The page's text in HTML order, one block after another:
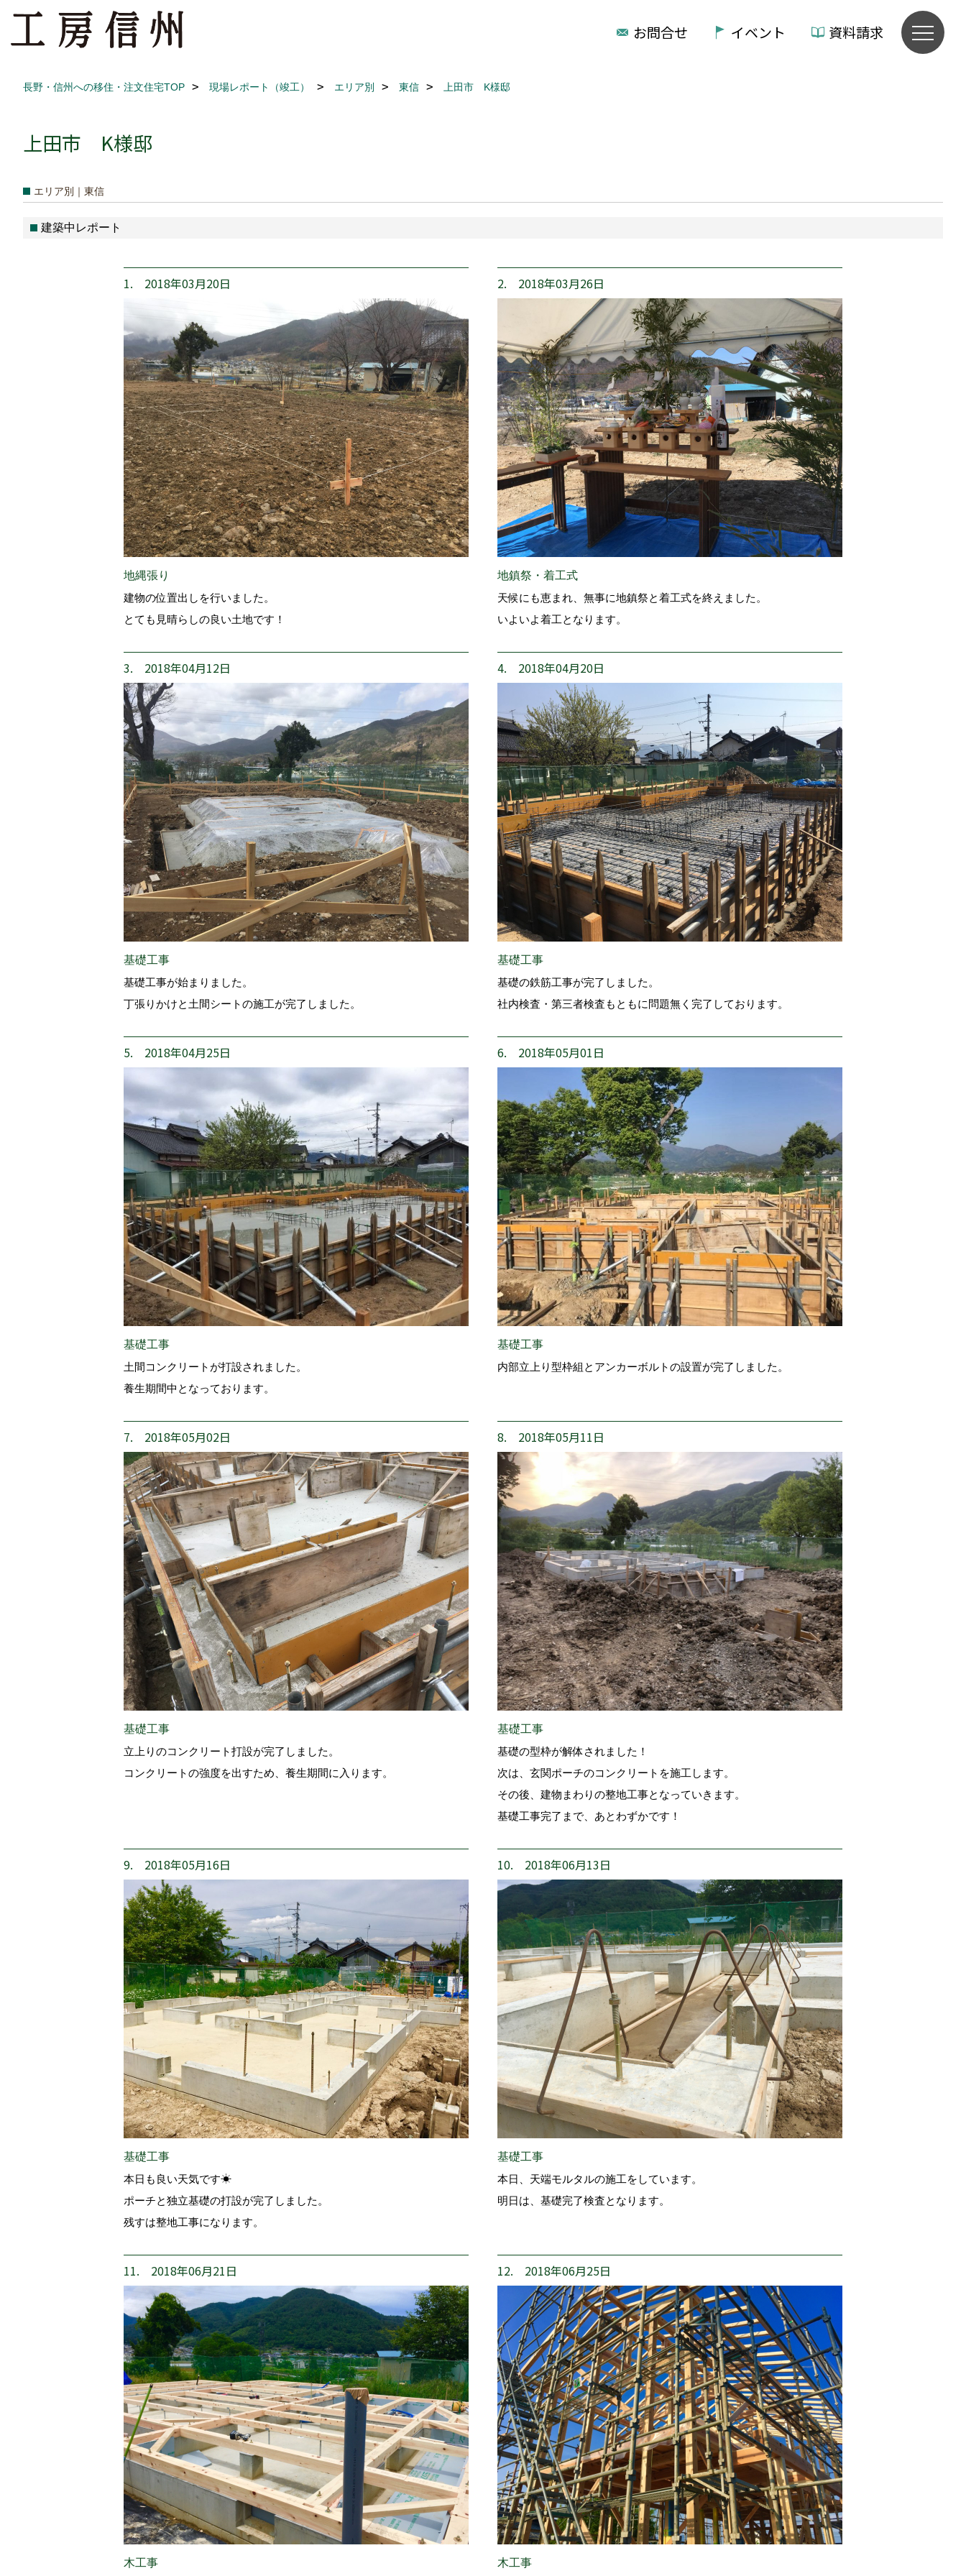
お問合せ イベント 資料請求
長野・信州への移住・注文住宅TOP 現場レポート（竣工） エリア別 東信 上田市 K様邸
上田市 K様邸
エリア別｜東信
建築中レポート
1. 2018年03月20日
地縄張り
建物の位置出しを行いました。
とても見晴らしの良い土地です！
2. 2018年03月26日
地鎮祭・着工式
天候にも恵まれ、無事に地鎮祭と着工式を終えました。
いよいよ着工となります。
3. 2018年04月12日
基礎工事
基礎工事が始まりました。
丁張りかけと土間シートの施工が完了しました。
4. 2018年04月20日
基礎工事
基礎の鉄筋工事が完了しました。
社内検査・第三者検査もともに問題無く完了しております。
5. 2018年04月25日
基礎工事
土間コンクリートが打設されました。
養生期間中となっております。
6. 2018年05月01日
基礎工事
内部立上り型枠組とアンカーボルトの設置が完了しました。
7. 2018年05月02日
基礎工事
立上りのコンクリート打設が完了しました。
コンクリートの強度を出すため、養生期間に入ります。
8. 2018年05月11日
基礎工事
基礎の型枠が解体されました！
次は、玄関ポーチのコンクリートを施工します。
その後、建物まわりの整地工事となっていきます。
基礎工事完了まで、あとわずかです！
9. 2018年05月16日
基礎工事
本日も良い天気です☀
ポーチと独立基礎の打設が完了しました。
残すは整地工事になります。
10. 2018年06月13日
基礎工事
本日、天端モルタルの施工をしています。
明日は、基礎完了検査となります。
11. 2018年06月21日
木工事
12. 2018年06月25日
木工事